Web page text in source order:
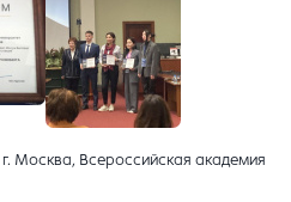
Москва, Всероссийская академия